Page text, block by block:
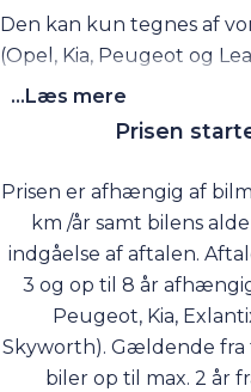
Den kan kun tegnes af
(Opel, Kia, Peugeot og
autoriseret services jf.
Hvorfor en service-
Denne serviceaftale er til
have sikkerhed og et
reparationsaftale kan
samtidig sikrer dig, at
vedligeholdelse jf.
du sikker på at
brug for den.
...Læs mere
Prisen
Prisen er afhængig af
km /år samt bilens
indgåelse af aftalen.
3 og op til 8 år
Peugeot, Kia,
Skyworth). Gældende fra
biler op til max. 2 år